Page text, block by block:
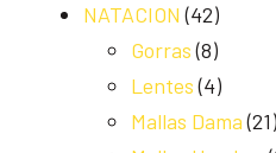
NATACION (42)
Gorras (8)
Lentes (4)
Mallas Dama (21)